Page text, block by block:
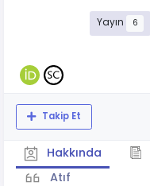
Yayın 6
Takip Et
Hakkında
Atıf